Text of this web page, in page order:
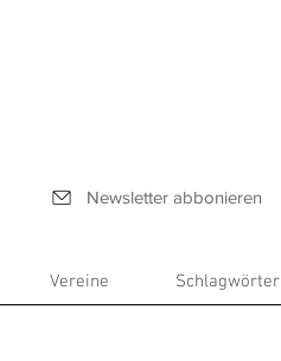
Newsletter abbonieren
Vereine Schlagwörter